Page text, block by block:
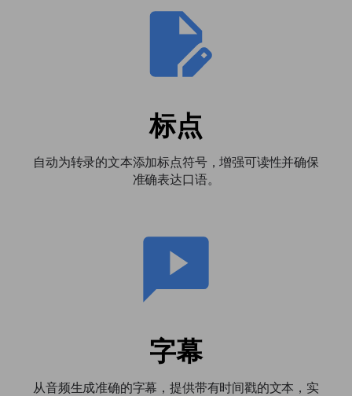
标点
自动为转录的文本添加标点符号，增强可读性并确保
准确表达口语。
字幕
从音频生成准确的字幕，提供带有时间戳的文本，实